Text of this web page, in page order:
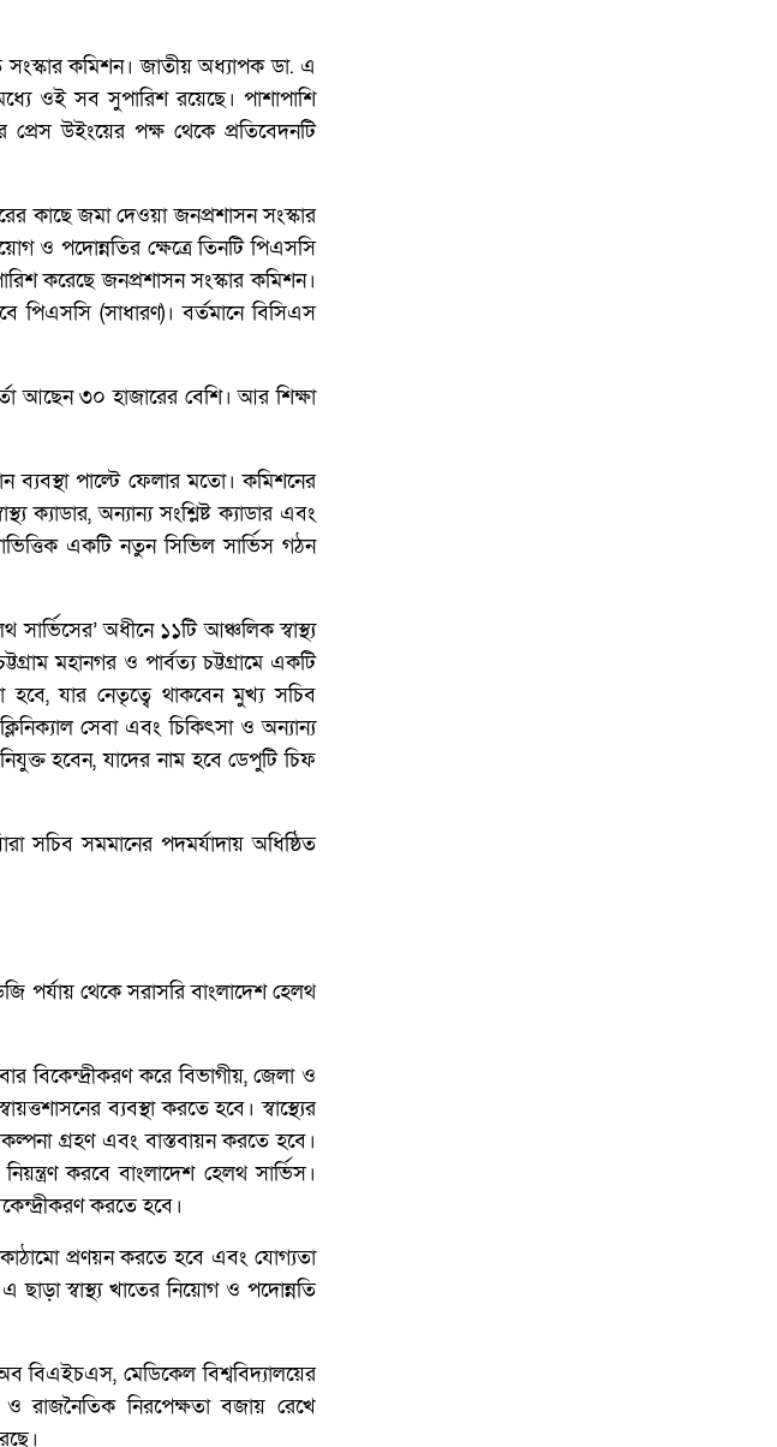
সংস্কার কমিশন। জাতীয় অধ্যাপক ডা. এ
ওই সব সুপারিশ রয়েছে। পাশাপাশি
প্রেস উইংয়ের পক্ষ থেকে প্রতিবেদনটি
কাছে জমা দেওয়া জনপ্রশাসন সংস্কার
ও পদোন্নতির ক্ষেত্রে তিনটি পিএসসি
করেছে জনপ্রশাসন সংস্কার কমিশন।
পিএসসি (সাধারণ)। বর্তমানে বিসিএস
আছেন ৩০ হাজারের বেশি। আর শিক্ষা
ব্যবস্থা পাল্টে ফেলার মতো। কমিশনের
ক্যাডার, অন্যান্য সংশ্লিষ্ট ক্যাডার এবং
একটি নতুন সিভিল সার্ভিস গঠন
অধীনে ১১টি আঞ্চলিক স্বাস্থ্য
মহানগর ও পার্বত্য চট্টগ্রামে একটি
যার নেতৃত্বে থাকবেন মুখ্য সচিব
সেবা এবং চিকিৎসা ও অন্যান্য
হবেন, যাদের নাম হবে ডেপুটি চিফ
সচিব সমমানের পদমর্যাদায় অধিষ্ঠিত
পর্যায় থেকে সরাসরি বাংলাদেশ হেলথ
বিকেন্দ্রীকরণ করে বিভাগীয়, জেলা ও
ব্যবস্থা করতে হবে। স্বাস্থ্যের
গ্রহণ এবং বাস্তবায়ন করতে হবে।
করবে বাংলাদেশ হেলথ সার্ভিস।
করতে হবে।
প্রণয়ন করতে হবে এবং যোগ্যতা
স্বাস্থ্য খাতের নিয়োগ ও পদোন্নতি
বিএইচএস, মেডিকেল বিশ্ববিদ্যালয়ের
ও রাজনৈতিক নিরপেক্ষতা বজায় রেখে